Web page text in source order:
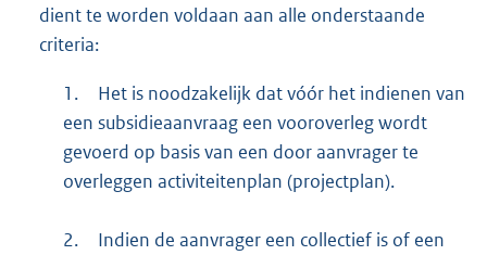
dient te worden voldaan aan alle onderstaande
criteria:
1.
Het is noodzakelijk dat vóór het indienen van
een subsidieaanvraag een vooroverleg wordt
gevoerd op basis van een door aanvrager te
overleggen activiteitenplan (projectplan).
2.
Indien de aanvrager een collectief is of een